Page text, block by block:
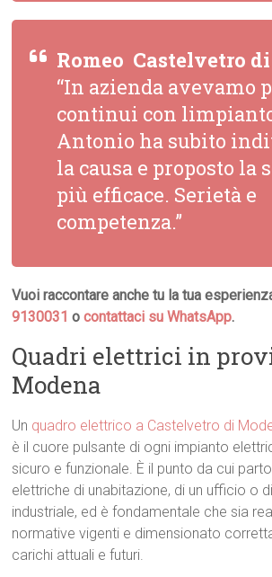
Romeo  Castelvetro
“In azienda avevamo
continui con
Antonio ha subito
la causa e proposto la
più efficace. Serietà e
competenza.”
Vuoi raccontare anche tu la tua
9130031 ocontattaci su WhatsApp.
Quadri elettrici in
Modena
Un quadro elettrico a Castelvetro di
è il cuore pulsante di ogni impianto
sicuro e funzionale. È il punto da cui
elettriche di unabitazione, di un ufficio o
industriale, ed è fondamentale che sia
normative vigenti e dimensionato
carichi attuali e futuri.